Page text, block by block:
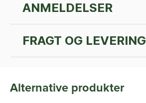
ANMELDELSER
FRAGT OG LEVERING
Alternative produkter